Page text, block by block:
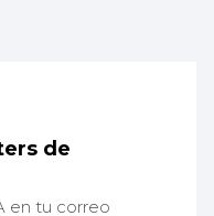
de
en tu correo